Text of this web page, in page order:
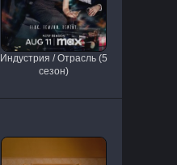
Индустрия / Отрасль (5
сезон)